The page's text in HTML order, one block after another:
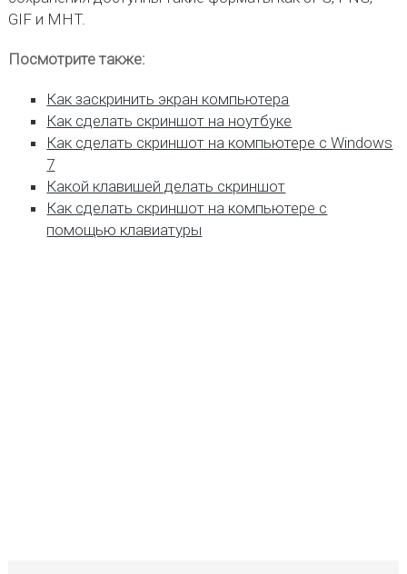
GIF и MHT.
Посмотрите также:
Как заскринить экран компьютера
Как сделать скриншот на ноутбуке
Как сделать скриншот на компьютере с Windows
7
Какой клавишей делать скриншот
Как сделать скриншот на компьютере с
помощью клавиатуры